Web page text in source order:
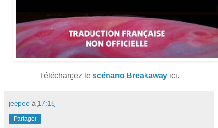
Téléchargez le scénario Breakaway ici.
jeepee à 17:15
Partager